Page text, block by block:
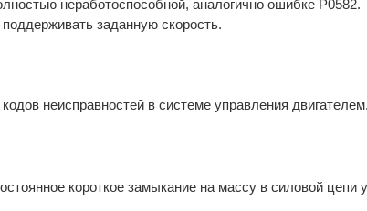
неработоспособной, аналогично ошибке P0582.
заданную скорость.
неисправностей в системе управления двигателем.
короткое замыкание на массу в силовой цепи